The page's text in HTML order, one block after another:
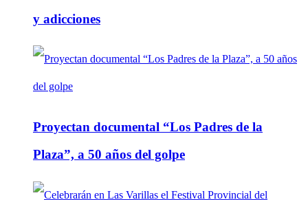
y adicciones
Proyectan documental “Los Padres de la
Plaza”, a 50 años del golpe